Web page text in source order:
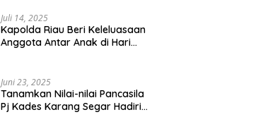
Juli 14, 2025
Kapolda Riau Beri Keleluasaan
Anggota Antar Anak di Hari
Juni 23, 2025
Tanamkan Nilai-nilai Pancasila
Pj Kades Karang Segar Hadiri